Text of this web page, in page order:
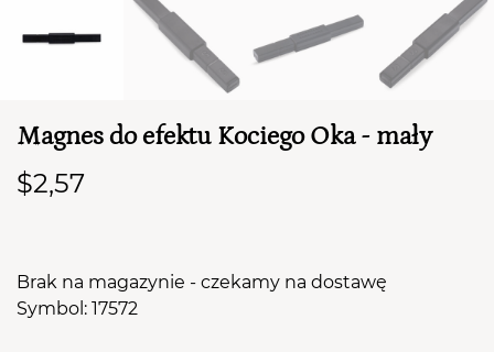
TWÓJ KOSZYK (
Suma koszyka (
PRZEJDŹ DO KOSZYKA
Magnes do efektu Kociego Oka - mały
$2,57
Brak na magazynie - czekamy na dostawę
Symbol: 17572